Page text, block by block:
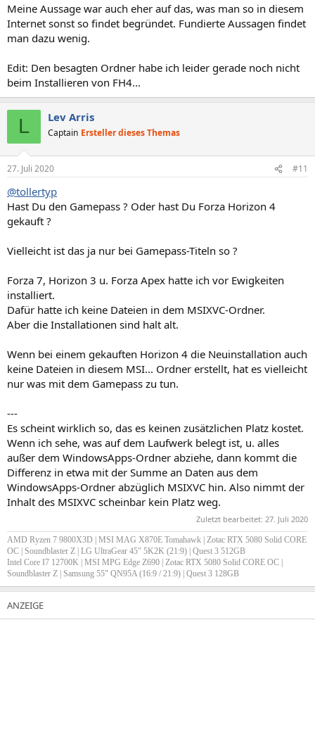
Meine Aussage war auch eher auf das, was man so in diesem
Internet sonst so findet begründet. Fundierte Aussagen findet
man dazu wenig.
Edit: Den besagten Ordner habe ich leider gerade noch nicht
beim Installieren von FH4...
L Lev Arris
Captain Ersteller dieses Themas
27. Juli 2020 #11
@tollertyp
Hast Du den Gamepass ? Oder hast Du Forza Horizon 4
gekauft ?
Vielleicht ist das ja nur bei Gamepass-Titeln so ?
Forza 7, Horizon 3 u. Forza Apex hatte ich vor Ewigkeiten
installiert.
Dafür hatte ich keine Dateien in dem MSIXVC-Ordner.
Aber die Installationen sind halt alt.
Wenn bei einem gekauften Horizon 4 die Neuinstallation auch
keine Dateien in diesem MSI... Ordner erstellt, hat es vielleicht
nur was mit dem Gamepass zu tun.
---
Es scheint wirklich so, das es keinen zusätzlichen Platz kostet.
Wenn ich sehe, was auf dem Laufwerk belegt ist, u. alles
außer dem WindowsApps-Ordner abziehe, dann kommt die
Differenz in etwa mit der Summe an Daten aus dem
WindowsApps-Ordner abzüglich MSIXVC hin. Also nimmt der
Inhalt des MSIXVC scheinbar kein Platz weg.
Zuletzt bearbeitet: 27. Juli 2020
AMD Ryzen 7 9800X3D | MSI MAG X870E Tomahawk | Zotac RTX 5080 Solid CORE
OC | Soundblaster Z | LG UltraGear 45" 5K2K (21:9) | Quest 3 512GB
Intel Core I7 12700K | MSI MPG Edge Z690 | Zotac RTX 5080 Solid CORE OC |
Soundblaster Z | Samsung 55" QN95A (16:9 / 21:9) | Quest 3 128GB